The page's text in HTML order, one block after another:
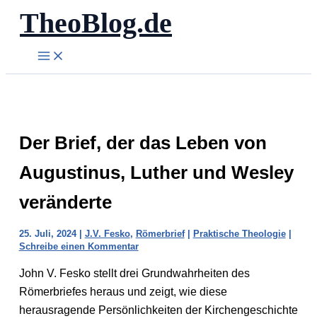
Zum
Inhalt
springen
TheoBlog.de
Der Brief, der das Leben von
Augustinus, Luther und Wesley
veränderte
25. Juli, 2024 | J.V. Fesko, Römerbrief| Praktische Theologie|
Schreibe einen Kommentar
John V. Fesko stellt drei Grundwahrheiten des
Römerbriefes heraus und zeigt, wie diese
herausragende Persönlichkeiten der Kirchengeschichte